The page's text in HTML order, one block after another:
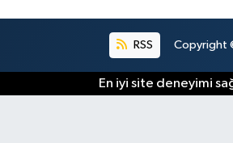
RSS Copyright
En iyi site deneyimi